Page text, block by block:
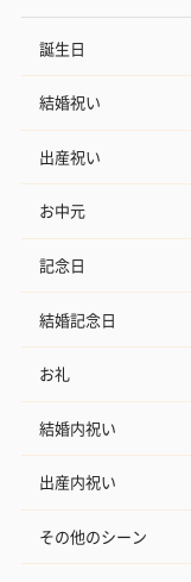
誕生日
結婚祝い
出産祝い
お中元
記念日
結婚記念日
お礼
結婚内祝い
出産内祝い
その他のシーン